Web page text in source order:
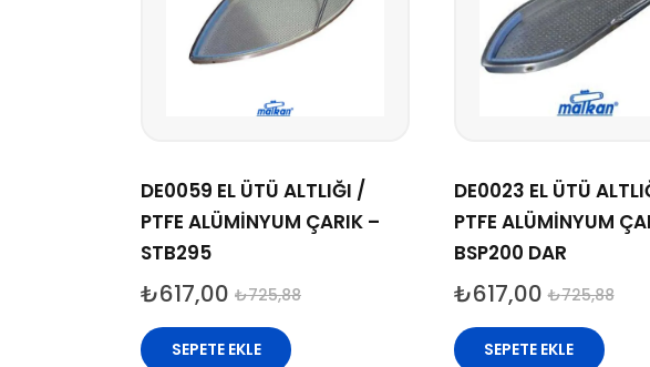
DE0059 EL ÜTÜ ALTLIĞI /
PTFE ALÜMİNYUM ÇARIK –
STB295
₺725,88
₺617,00
SEPETE EKLE
DE0023 EL ÜTÜ
PTFE ALÜMİNYUM
BSP200 DAR
₺725,88
₺617,00
SEPETE EKLE